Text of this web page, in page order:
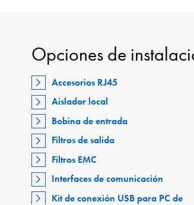
Opciones de
Accesorios RJ45
Aislador local
Bobina de entrada
Filtros de salida
Filtros EMC
Interfaces de comunicación
Kit de conexión USB para PC de